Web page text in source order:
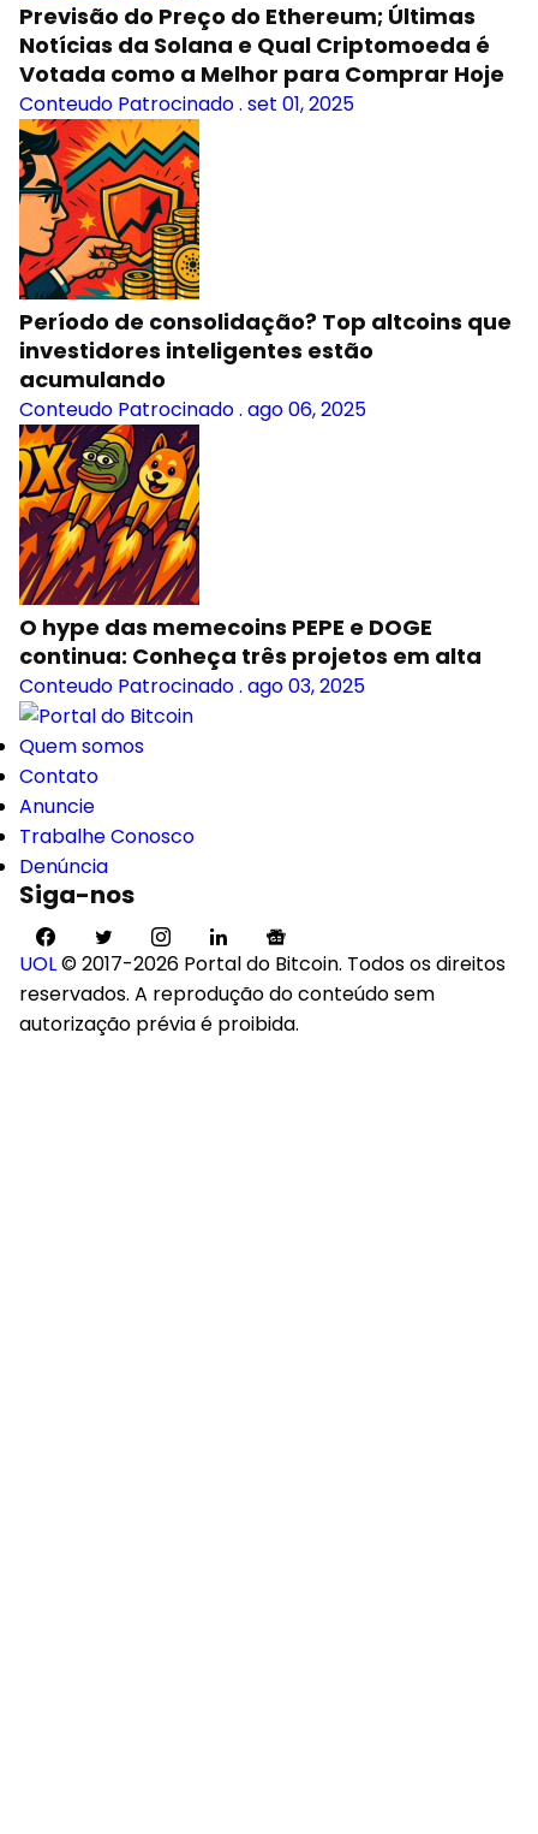
Previsão do Preço do Ethereum; Últimas
Notícias da Solana e Qual Criptomoeda é
Votada como a Melhor para Comprar Hoje
Conteudo Patrocinado. set 01, 2025
Período de consolidação? Top altcoins que
investidores inteligentes estão
acumulando
Conteudo Patrocinado. ago 06, 2025
O hype das memecoins PEPE e DOGE
continua: Conheça três projetos em alta
Conteudo Patrocinado. ago 03, 2025
Quem somos
Contato
Anuncie
Trabalhe Conosco
Denúncia
Siga-nos
UOL© 2017-2026 Portal do Bitcoin. Todos os direitos
reservados. A reprodução do conteúdo sem
autorização prévia é proibida.